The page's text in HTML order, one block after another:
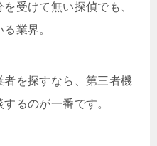
受けて無い探偵でも、
業界。
を探すなら、第三者機
るのが一番です。